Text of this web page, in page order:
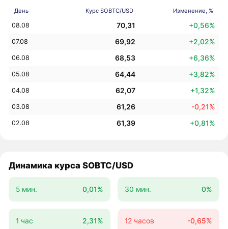
День Курс SOBTC/USD Изменение, %
08.08 70,31 +0,56%
07.08 69,92 +2,02%
06.08 68,53 +6,36%
05.08 64,44 +3,82%
04.08 62,07 +1,32%
03.08 61,26 -0,21%
02.08 61,39 +0,81%
Динамика курса SOBTC/USD
5 мин. 0,01% 30 мин. 0%
1 час 2,31% 12 часов -0,65%